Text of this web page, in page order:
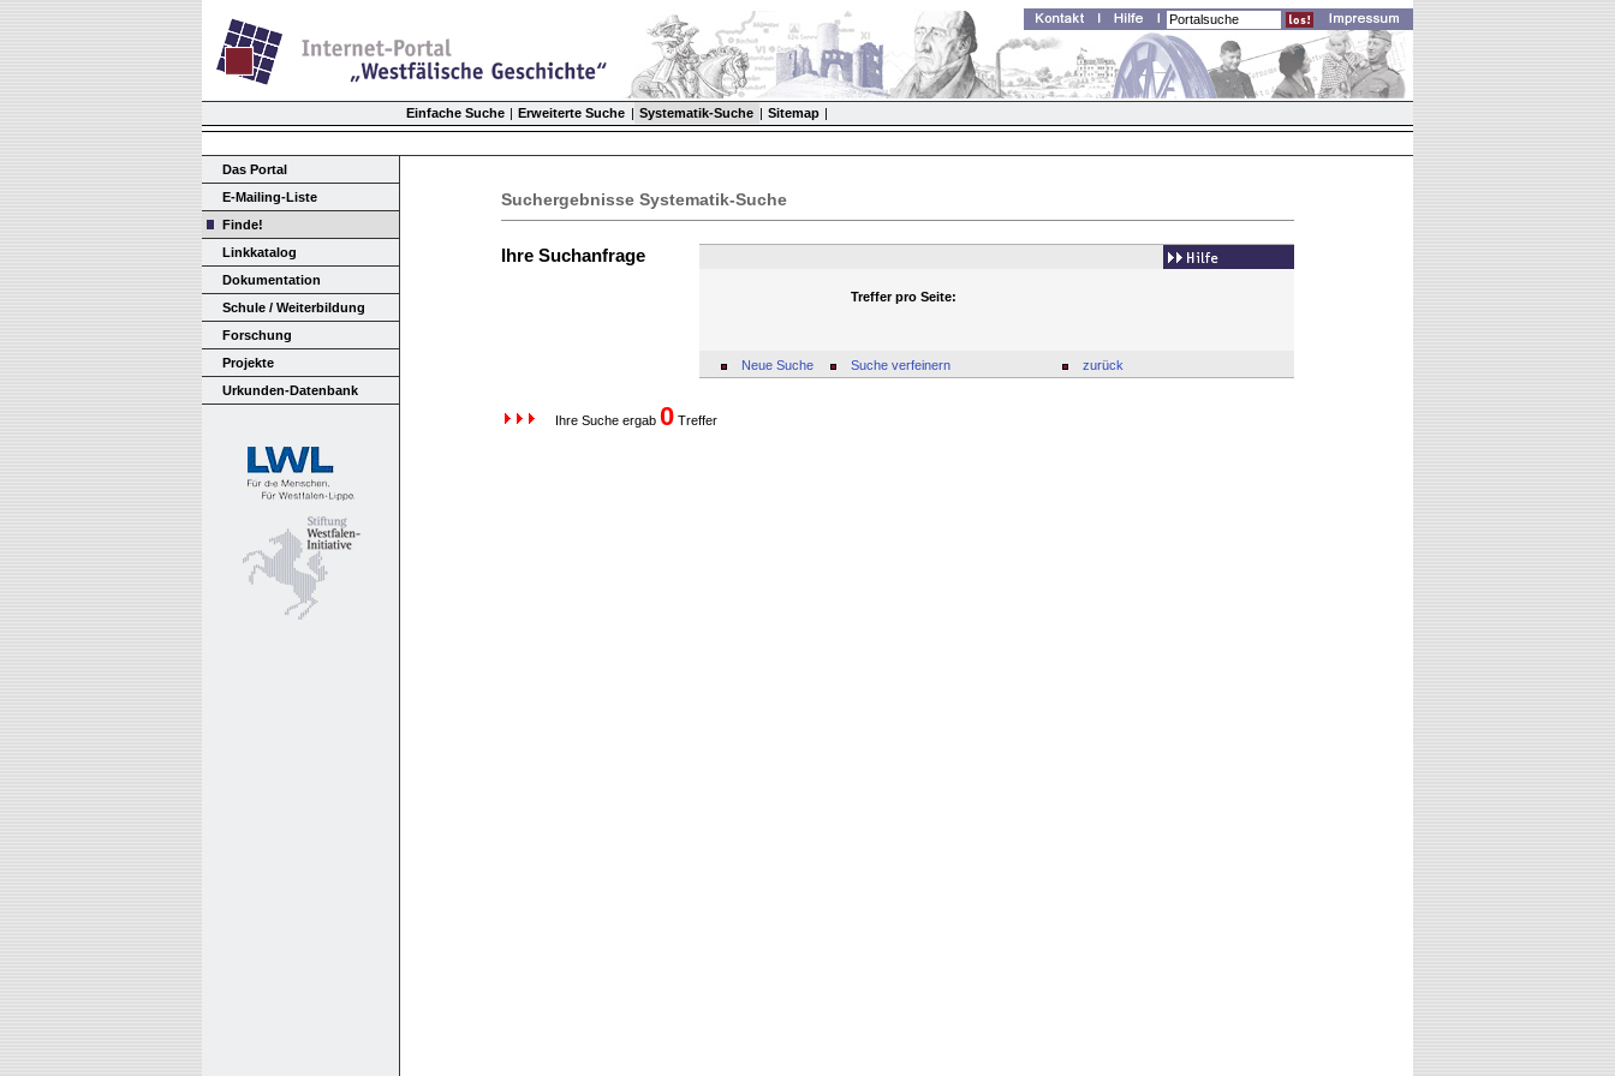
Einfache Suche | Erweiterte Suche | Systematik-Suche | Sitemap |
Das Portal
E-Mailing-Liste
Finde!
Linkkatalog
Dokumentation
Schule / Weiterbildung
Forschung
Projekte
Urkunden-Datenbank
Suchergebnisse Systematik-Suche
Ihre Suchanfrage
Treffer pro Seite:
Neue Suche Suche verfeinern zurück
Ihre Suche ergab 0Treffer